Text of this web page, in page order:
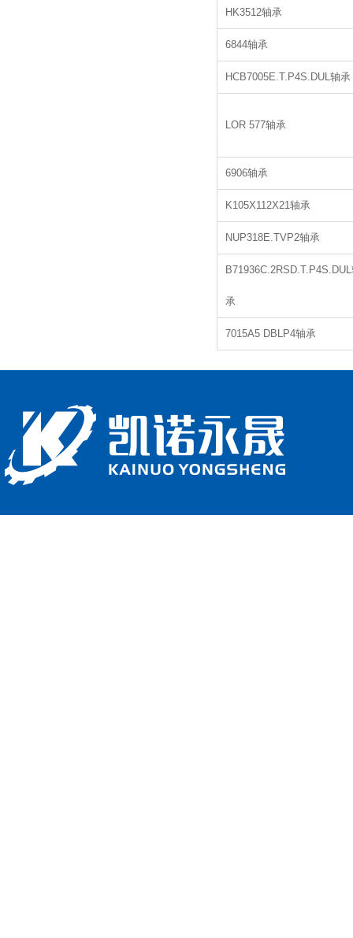
HK3512轴承
6844轴承
HCB7005E.T.P4S.DUL轴承
LOR 577轴承
6906轴承
K105X112X21轴承
NUP318E.TVP2轴承
承
7015A5 DBLP4轴承